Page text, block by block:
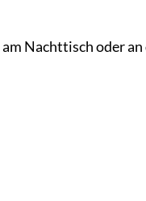
Nachttisch oder an